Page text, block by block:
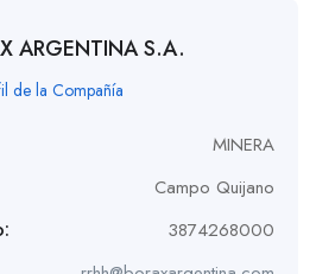
ARGENTINA S.A.
de la Compañía
MINERA
Campo Quijano
3874268000